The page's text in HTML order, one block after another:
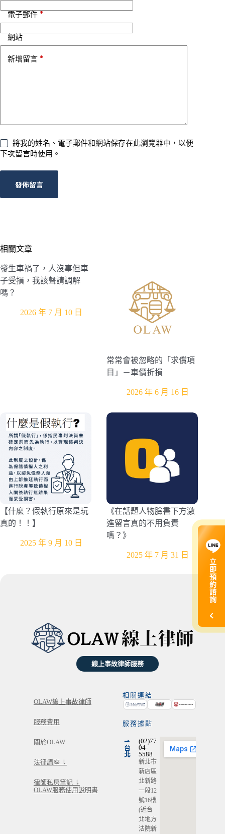
立
即
預
約
諮
詢
電子郵件 *
網站
新增留言 *
將我的姓名、電子郵件和網站保存在此瀏覽器中，以便
下次留言時使用。
發佈留言
相關文章
發生車禍了，人沒事但車
子受損，我該聲請調解
嗎？
2026 年 7 月 10 日
常常會被忽略的「求償項
目」－車價折損
2026 年 6 月 16 日
【什麼？假執行原來是玩
真的！！】
2025 年 9 月 10 日
《在話題人物臉書下方激
進留言真的不用負責
嗎？》
2025 年 7 月 31 日
線上事故律師服務
OLAW線上事故律師
服務費用
關於OLAW
法律講座 ⇂
律師私房筆記 ⇂
OLAW服務使用說明書
相關連結
服務據點
⇀
台
北
(02)77
04-
5588
新北市
新店區
北新路
一段12
號16樓
(近台
北地方
法院新